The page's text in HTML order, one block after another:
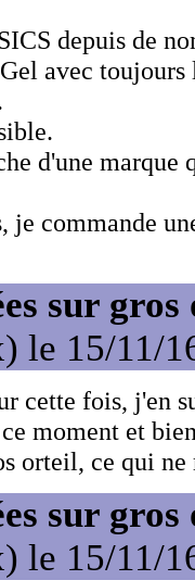
depuis de
avec
d'une marque
je commande
sur
le 15/11/
cette fois, j'en
moment et
orteil, ce qui
sur
le 15/11/